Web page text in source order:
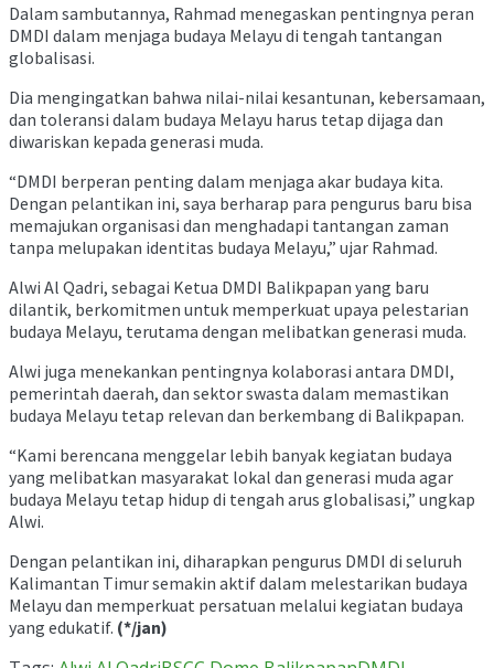
Dalam sambutannya, Rahmad menegaskan pentingnya peran
DMDI dalam menjaga budaya Melayu di tengah tantangan
globalisasi.
Dia mengingatkan bahwa nilai-nilai kesantunan, kebersamaan,
dan toleransi dalam budaya Melayu harus tetap dijaga dan
diwariskan kepada generasi muda.
“DMDI berperan penting dalam menjaga akar budaya kita.
Dengan pelantikan ini, saya berharap para pengurus baru bisa
memajukan organisasi dan menghadapi tantangan zaman
tanpa melupakan identitas budaya Melayu,” ujar Rahmad.
Alwi Al Qadri, sebagai Ketua DMDI Balikpapan yang baru
dilantik, berkomitmen untuk memperkuat upaya pelestarian
budaya Melayu, terutama dengan melibatkan generasi muda.
Alwi juga menekankan pentingnya kolaborasi antara DMDI,
pemerintah daerah, dan sektor swasta dalam memastikan
budaya Melayu tetap relevan dan berkembang di Balikpapan.
“Kami berencana menggelar lebih banyak kegiatan budaya
yang melibatkan masyarakat lokal dan generasi muda agar
budaya Melayu tetap hidup di tengah arus globalisasi,” ungkap
Alwi.
Dengan pelantikan ini, diharapkan pengurus DMDI di seluruh
Kalimantan Timur semakin aktif dalam melestarikan budaya
Melayu dan memperkuat persatuan melalui kegiatan budaya
yang edukatif. (*/jan)